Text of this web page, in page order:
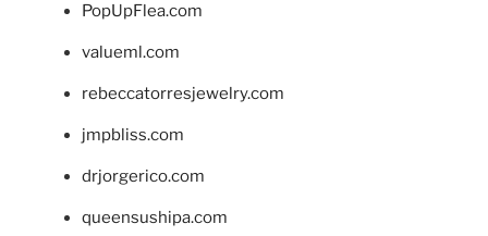
PopUpFlea.com
valueml.com
rebeccatorresjewelry.com
jmpbliss.com
drjorgerico.com
queensushipa.com